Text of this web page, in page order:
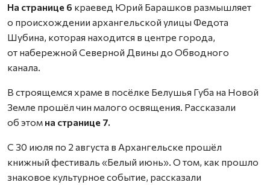
На странице 6 краевед Юрий Барашков размышляет
о происхождении архангельской улицы Федота
Шубина, которая находится в центре города,
от набережной Северной Двины до Обводного
канала.
В строящемся храме в посёлке Белушья Губа на Новой
Земле прошёл чин малого освящения. Рассказали
об этом на странице 7.
С 30 июля по 2 августа в Архангельске прошёл
книжный фестиваль «Белый июнь». О том, как прошло
знаковое культурное событие, рассказали